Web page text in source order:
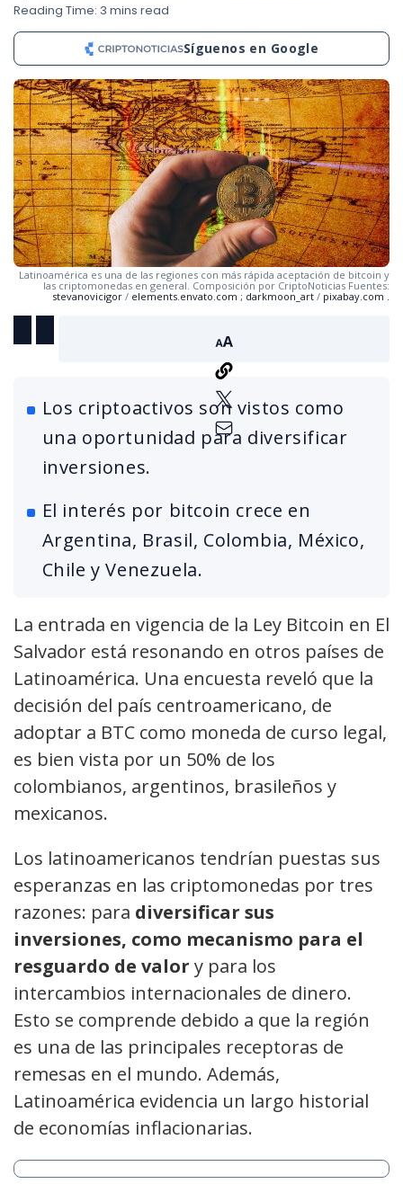
Reading Time: 3 mins read
Síguenos en Google
Latinoamérica es una de las regiones con más rápida aceptación de bitcoin y
las criptomonedas en general. Composición por CriptoNoticias Fuentes:
stevanovicigor / elements.envato.com ; darkmoon_art / pixabay.com
Los criptoactivos son vistos como
una oportunidad para diversificar
inversiones.
El interés por bitcoin crece en
Argentina, Brasil, Colombia, México,
Chile y Venezuela.
La entrada en vigencia de la Ley Bitcoin en El
Salvador está resonando en otros países de
Latinoamérica. Una encuesta reveló que la
decisión del país centroamericano, de
adoptar a BTC como moneda de curso legal,
es bien vista por un 50% de los
colombianos, argentinos, brasileños y
mexicanos.
Los latinoamericanos tendrían puestas sus
esperanzas en las criptomonedas por tres
razones: para diversificar sus
inversiones, como mecanismo para el
resguardo de valor y para los
intercambios internacionales de dinero.
Esto se comprende debido a que la región
es una de las principales receptoras de
remesas en el mundo. Además,
Latinoamérica evidencia un largo historial
de economías inflacionarias.